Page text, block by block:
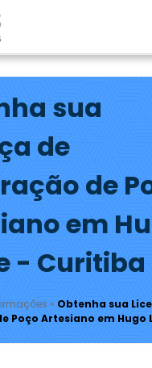
sua
de
de
em
- Curitiba
» Obtenha sua
Poço Artesiano em Hugo